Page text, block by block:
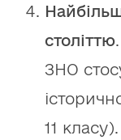
століттю
ЗНО
11 класу).